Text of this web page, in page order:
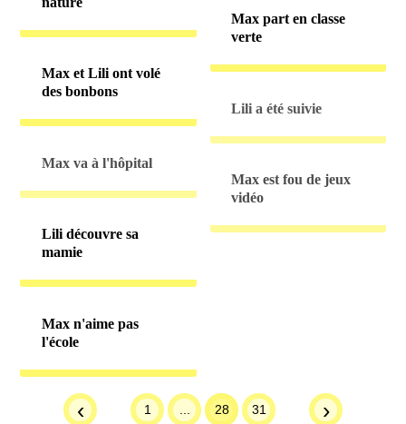
Max et Lili ont volé
des bonbons
Max part en classe
verte
Max va à l'hôpital
Lili a été suivie
Lili découvre sa
mamie
Max est fou de jeux
vidéo
Max n'aime pas
l'école
‹ 1 ... 28 31 ›